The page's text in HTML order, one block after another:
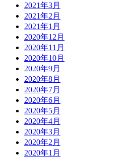
2021年3月
2021年2月
2021年1月
2020年12月
2020年11月
2020年10月
2020年9月
2020年8月
2020年7月
2020年6月
2020年5月
2020年4月
2020年3月
2020年2月
2020年1月